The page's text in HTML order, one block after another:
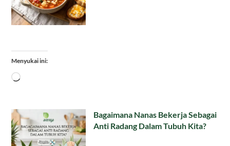
Menyukai ini:
Memuat...
Bagaimana Nanas Bekerja Sebagai
Anti Radang Dalam Tubuh Kita?